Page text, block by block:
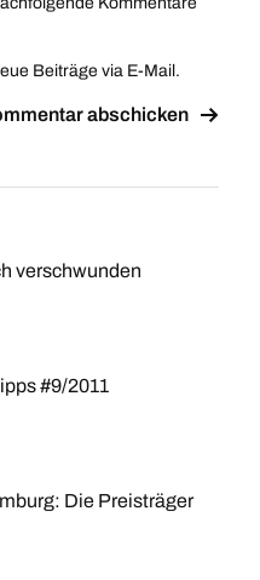
Beiträge via E-Mail.
verschwunden
#9/2011
Die Preisträger